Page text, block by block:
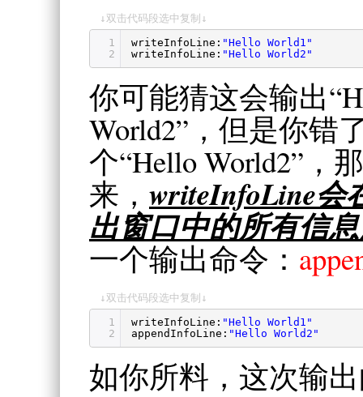
↓双击代码段选中复制↓
1
2
writeInfoLine: "Hello World1"
writeInfoLine: "Hello World2"
你可能猜这会输出
World2”，但是你错
个“Hello World2”，
来， writeInfoLine会
出窗口中的所有信
一个输出命令：
↓双击代码段选中复制↓
1
2
writeInfoLine: "Hello World1"
appendInfoLine: "Hello World2"
如你所料，这次输